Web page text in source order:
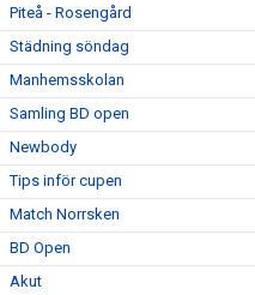
Piteå - Rosengård
Städning söndag
Manhemsskolan
Samling BD open
Newbody
Tips inför cupen
Match Norrsken
BD Open
Akut